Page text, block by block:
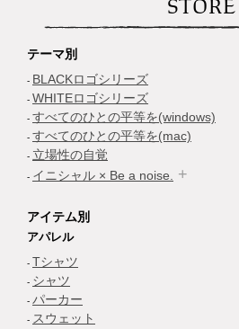
STORE
テーマ別
BLACKロゴシリーズ
WHITEロゴシリーズ
すべてのひとの平等を(windows)
すべてのひとの平等を(mac)
立場性の自覚
イニシャル × Be a noise.
アイテム別
アパレル
Tシャツ
シャツ
パーカー
スウェット